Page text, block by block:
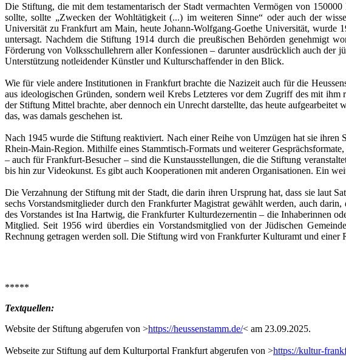
Die Stiftung, die mit dem testamentarisch der Stadt vermachten Vermögen von
sollte, sollte „Zwecken der Wohltätigkeit (...) im weiteren Sinne“ oder auch der
Universität zu Frankfurt am Main, heute Johann-Wolfgang-Goethe Universität, wurde
untersagt. Nachdem die Stiftung 1914 durch die preußischen Behörden genehmigt
Förderung von Volksschullehrern aller Konfessionen – darunter ausdrücklich auch der
Unterstützung notleidender Künstler und Kulturschaffender in den Blick.
Wie für viele andere Institutionen in Frankfurt brachte die Nazizeit auch für die
aus ideologischen Gründen, sondern weil Krebs Letzteres vor dem Zugriff des mit
der Stiftung Mittel brachte, aber dennoch ein Unrecht darstellte, das heute
das, was damals geschehen ist.
Nach 1945 wurde die Stiftung reaktiviert. Nach einer Reihe von Umzügen hat sie
Rhein-Main-Region. Mithilfe eines Stammtisch-Formats und weiterer
– auch für Frankfurt-Besucher – sind die Kunstausstellungen, die die Stiftung
bis hin zur Videokunst. Es gibt auch Kooperationen mit anderen Organisationen. Ein
Die Verzahnung der Stiftung mit der Stadt, die darin ihren Ursprung hat, dass sie laut
sechs Vorstandsmitglieder durch den Frankfurter Magistrat gewählt werden, auch
des Vorstandes ist Ina Hartwig, die Frankfurter Kulturdezernentin – die Inhaberinnen
Mitglied. Seit 1956 wird überdies ein Vorstandsmitglied von der Jüdischen
Rechnung getragen werden soll. Die Stiftung wird von Frankfurter Kulturamt und einer
*****
Textquellen:
Website der Stiftung abgerufen von >https://heussenstamm.de/< am 23.09.2025.
Webseite zur Stiftung auf dem Kulturportal Frankfurt abgerufen von >https://kultur-